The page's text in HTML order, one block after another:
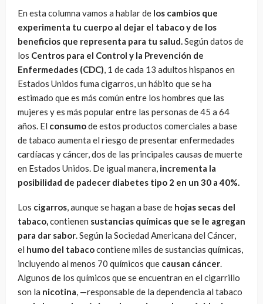
En esta columna vamos a hablar de los cambios que
experimenta tu cuerpo al dejar el tabaco y de los
beneficios que representa para tu salud.Según datos de
los Centros para el Control y la Prevención de
Enfermedades (CDC), 1 de cada 13 adultos hispanos en
Estados Unidos fuma cigarros, un hábito que se ha
estimado que es más común entre los hombres que las
mujeres y es más popular entre las personas de 45 a 64
años. El consumode estos productos comerciales a base
de tabaco aumenta el riesgo de presentar enfermedades
cardíacas y cáncer, dos de las principales causas de muerte
en Estados Unidos. De igual manera, incrementa la
posibilidad de padecer diabetes tipo 2 en un 30 a 40%.
Los cigarros, aunque se hagan a base de hojas secas del
tabaco,contienen sustancias químicas que se le agregan
para dar sabor. Según la Sociedad Americana del Cáncer,
el humo del tabacocontiene miles de sustancias químicas,
incluyendo al menos 70 químicos que causan cáncer.
Algunos de los químicos que se encuentran en el cigarrillo
son la nicotina, —responsable de la dependencia al tabaco